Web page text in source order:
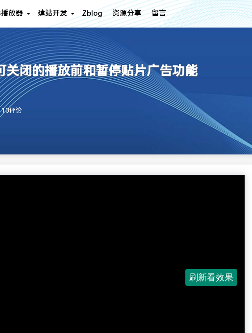
放器 建站开发 Zblog 资源分享 留言
关闭的播放前和暂停贴片广告功能
13评论